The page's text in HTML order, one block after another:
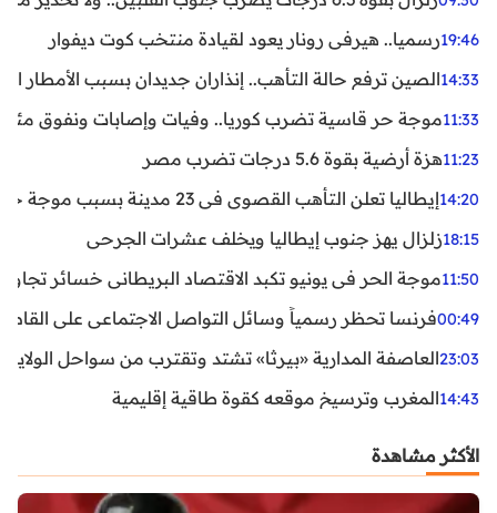
19:46رسميا.. هيرفي رونار يعود لقيادة منتخب كوت ديفوار
14:33الصين ترفع حالة التأهب.. إنذاران جديدان بسبب الأمطار
11:33موجة حر قاسية تضرب كوريا.. وفيات وإصابات ونفوق مئات
11:23هزة أرضية بقوة 5.6 درجات تضرب مصر
14:20إيطاليا تعلن التأهب القصوى في 23 مدينة بسبب موجة حر شديدة
18:15زلزال يهز جنوب إيطاليا ويخلف عشرات الجرحى
11:50موجة الحر في يونيو تكبد الاقتصاد البريطاني خسائر تجاوزت 1.5 مليار
00:49فرنسا تحظر رسمياً وسائل التواصل الاجتماعي على القاصرين
23:03العاصفة المدارية «بيرثا» تشتد وتقترب من سواحل
14:43المغرب وترسيخ موقعه كقوة طاقية إقليمية
الأكثر مشاهدة